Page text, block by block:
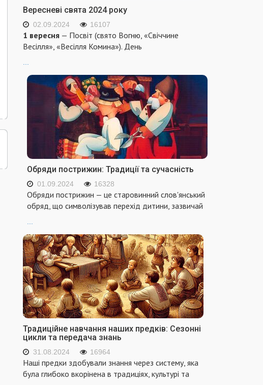
Вересневі свята 2024 року
02.09.2024 16107
1 вересня — Посвіт (свято Вогню, «Свіччине
Весілля», «Весілля Комина»). День
...
Обряди пострижин: Традиції та сучасність
01.09.2024 16328
Обряди пострижин — це старовинний слов'янський
обряд, що символізував перехід дитини, зазвичай
...
Традиційне навчання наших предків: Сезонні
цикли та передача знань
31.08.2024 16964
Наші предки здобували знання через систему, яка
була глибоко вкорінена в традиціях, культурі та